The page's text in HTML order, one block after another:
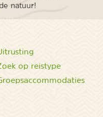
natuur!
op reistype